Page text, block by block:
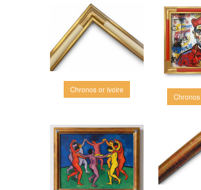
Chronos or ivoire